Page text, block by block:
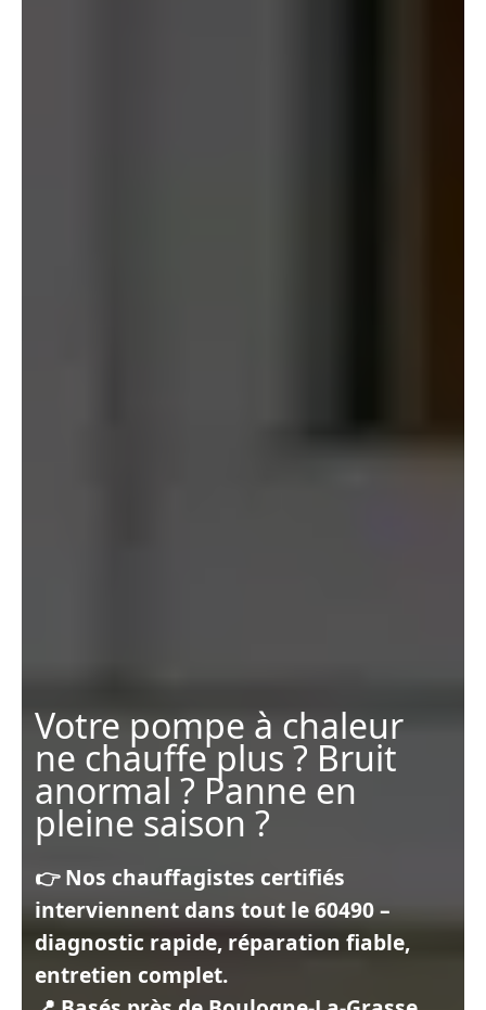
Votre pompe à chaleur
ne chauffe plus ? Bruit
anormal ? Panne en
pleine saison ?
👉 Nos chauffagistes certifiés
interviennent dans tout le 60490 –
diagnostic rapide, réparation fiable,
entretien complet.